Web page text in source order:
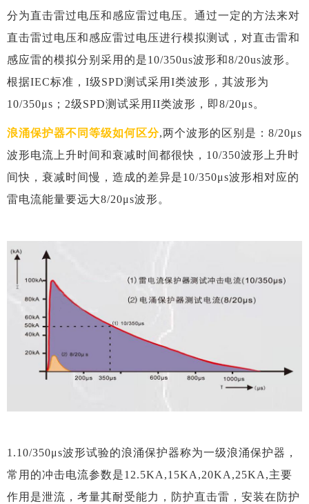
分为直击雷过电压和感应雷过电压。通过一定的方法来对
直击雷过电压和感应雷过电压进行模拟测试，对直击雷和
感应雷的模拟分别采用的是10/350us波形和8/20us波形。
根据IEC标准，I级SPD测试采用I类波形，其波形为
10/350μs；2级SPD测试采用II类波形，即8/20μs。
浪涌保护器不同等级如何区分,两个波形的区别是： 8/20μs
波形电流上升时间和衰减时间都很快，10/350波形上升时
间快，衰减时间慢，造成的差异是10/350μs波形相对应的
雷电流能量要远大8/20μs波形。
1.10/350μs波形试验的浪涌保护器称为一级浪涌保护器，
常用的冲击电流参数是12.5KA,15KA,20KA,25KA,主要
作用是泄流，考量其耐受能力，防护直击雷，安装在防护